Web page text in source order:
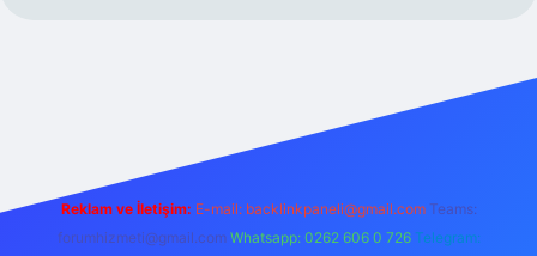
Reklam ve İletişim: E-mail: backlinkpaneli@gmail.com Teams:
forumhizmeti@gmail.com Whatsapp: 0262 606 0 726 Telegram: